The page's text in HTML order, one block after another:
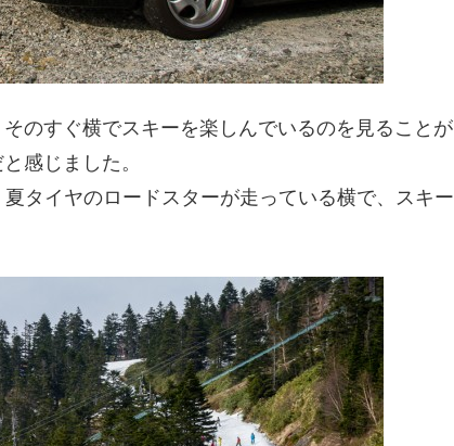
のすぐ横でスキーを楽しんでいるのを見ることが
感じました。
タイヤのロードスターが走っている横で、スキー